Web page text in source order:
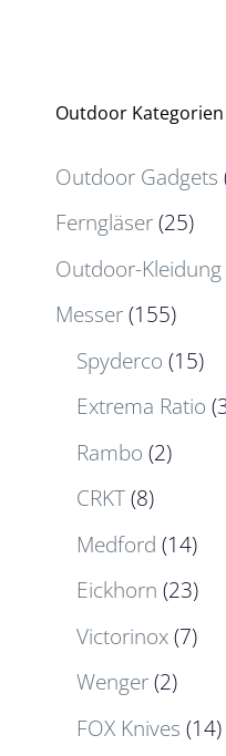
Outdoor Kategorien
Outdoor Gadgets
Ferngläser(25)
Outdoor-Kleidung
Messer(155)
Spyderco (15)
Extrema Ratio
Rambo (2)
CRKT(8)
Medford (14)
Eickhorn (23)
Victorinox(7)
Wenger(2)
FOX Knives (14)